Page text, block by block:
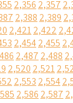
2,356 2,357
2,388 2,389
2,4212,422
2,4542,455
2,487 2,488
2,520 2,521
2,553 2,554
2,586 2,587